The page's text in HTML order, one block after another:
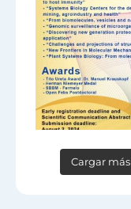
Cargar más